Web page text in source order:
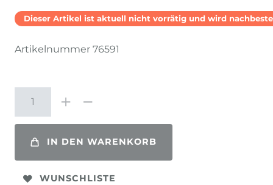
Dieser Artikel ist aktuell nicht vorrätig und wird
Artikelnummer 76591
IN DEN WARENKORB
WUNSCHLISTE